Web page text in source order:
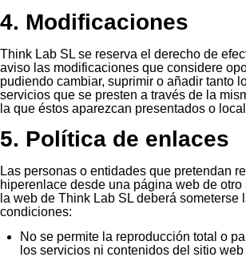
4. Modificaciones
Think Lab SL se reserva el derecho de
aviso las modificaciones que considere
pudiendo cambiar, suprimir o añadir tanto
servicios que se presten a través de la
la que éstos aparezcan presentados o
5. Política de enlaces
Las personas o entidades que pretendan
hiperenlace desde una página web de otro
la web de Think Lab SL deberá someterse
condiciones:
No se permite la reproducción total o
los servicios ni contenidos del sitio